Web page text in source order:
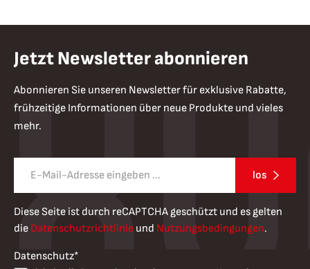
Jetzt Newsletter abonnieren
Abonnieren Sie unseren Newsletter für exklusive Rabatte,
frühzeitige Informationen über neue Produkte und vieles
mehr.
los
Diese Seite ist durch reCAPTCHA geschützt und es gelten
die Datenschutzrichtlinie und Nutzungsbedingungen.
Datenschutz*